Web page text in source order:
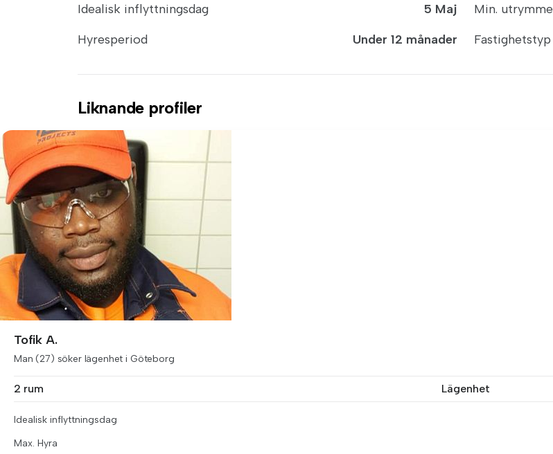
Idealisk inflyttningsdag
5 Maj
Hyresperiod
Under 12 månader
Min. utrymme
Fastighetstyp
Liknande profiler
Tofik A.
Man (27) söker lägenhet i Göteborg
2 rum Lägenhet
Idealisk inflyttningsdag
Max. Hyra